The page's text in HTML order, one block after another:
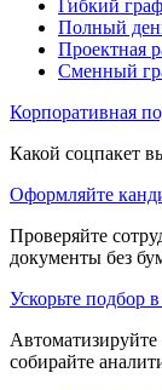
Гибкий
Полный
Проектная
Сменный
Корпоративная
Какой соцпакет
Оформляйте
Проверяйте
документы без
Ускорьте подбор
Автоматизируйте
собирайте